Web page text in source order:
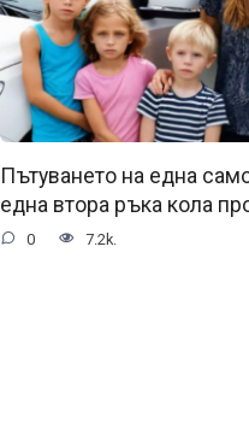
Пътуването на една
една втора ръка кола
0 7.2k.